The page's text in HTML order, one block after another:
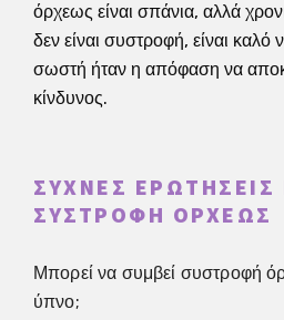
όρχεως είναι σπάνια, αλλά
δεν είναι συστροφή, είναι καλό
σωστή ήταν η απόφαση να
κίνδυνος.
ΣΥΧΝΈΣ ΕΡΩΤΉΣΕΙΣ
ΣΥΣΤΡΟΦΉ ΌΡΧΕΩΣ
Μπορεί να συμβεί συστροφή
ύπνο;